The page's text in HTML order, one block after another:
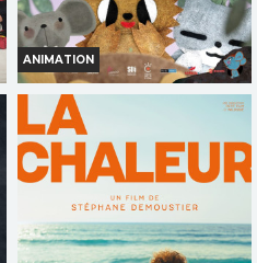
ANIMATION
ENTRE CIEL ET TERRE
Horaires et Infos
Bande-annonce
Réservation